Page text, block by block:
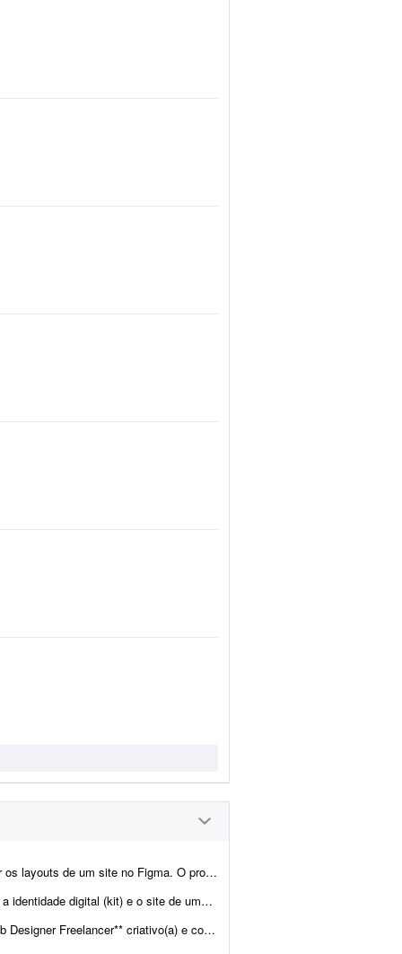
contempla a criação do layout da página inicial e de p...
haverá demanda para criar o site de uma transportadora. Ambos já est&atild...
layouts modernos e funcionais para projetos web. Projeto pa...